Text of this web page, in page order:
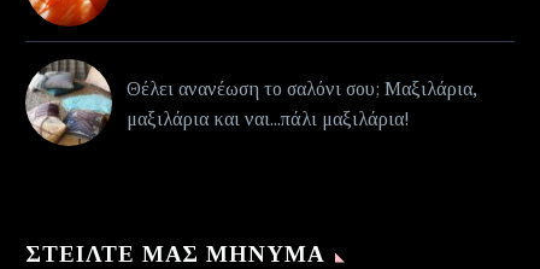
Θέλει ανανέωση το σαλόνι σου; Μαξιλάρια,
μαξιλάρια και ναι...πάλι μαξιλάρια!
ΣΤΕΊΛΤΕ ΜΑΣ ΜΉΝΥΜΑ